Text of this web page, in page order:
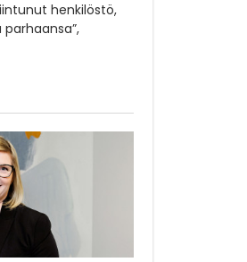
henkilöstö,